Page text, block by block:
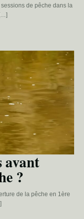
de pêche dans la
avant
?
de la pêche en 1ère